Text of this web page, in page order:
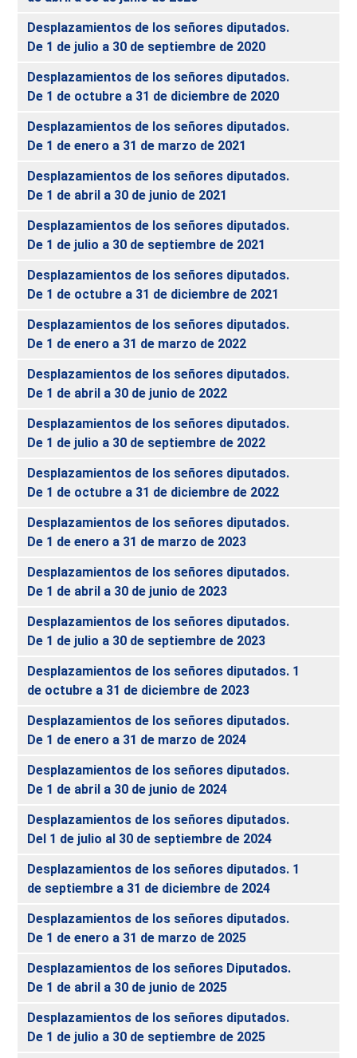
Desplazamientos de los señores diputados.
De 1 de julio a 30 de septiembre de 2020
Desplazamientos de los señores diputados.
De 1 de octubre a 31 de diciembre de 2020
Desplazamientos de los señores diputados.
De 1 de enero a 31 de marzo de 2021
Desplazamientos de los señores diputados.
De 1 de abril a 30 de junio de 2021
Desplazamientos de los señores diputados.
De 1 de julio a 30 de septiembre de 2021
Desplazamientos de los señores diputados.
De 1 de octubre a 31 de diciembre de 2021
Desplazamientos de los señores diputados.
De 1 de enero a 31 de marzo de 2022
Desplazamientos de los señores diputados.
De 1 de abril a 30 de junio de 2022
Desplazamientos de los señores diputados.
De 1 de julio a 30 de septiembre de 2022
Desplazamientos de los señores diputados.
De 1 de octubre a 31 de diciembre de 2022
Desplazamientos de los señores diputados.
De 1 de enero a 31 de marzo de 2023
Desplazamientos de los señores diputados.
De 1 de abril a 30 de junio de 2023
Desplazamientos de los señores diputados.
De 1 de julio a 30 de septiembre de 2023
Desplazamientos de los señores diputados. 1
de octubre a 31 de diciembre de 2023
Desplazamientos de los señores diputados.
De 1 de enero a 31 de marzo de 2024
Desplazamientos de los señores diputados.
De 1 de abril a 30 de junio de 2024
Desplazamientos de los señores diputados.
Del 1 de julio al 30 de septiembre de 2024
Desplazamientos de los señores diputados. 1
de septiembre a 31 de diciembre de 2024
Desplazamientos de los señores diputados.
De 1 de enero a 31 de marzo de 2025
Desplazamientos de los señores Diputados.
De 1 de abril a 30 de junio de 2025
Desplazamientos de los señores diputados.
De 1 de julio a 30 de septiembre de 2025